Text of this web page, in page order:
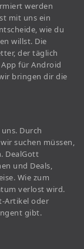
werden
mit uns ein
wie du
willst. Die
der täglich
für Android
bringen dir die
Durch
suchen müssen,
DealGott
und Deals,
Wie zum
verlost wird.
Artikel oder
gibt.